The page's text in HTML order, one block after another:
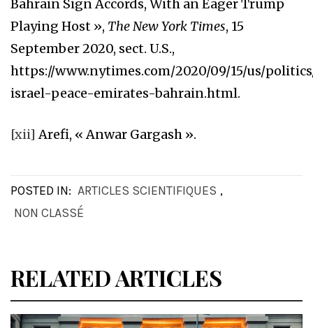
Bahrain Sign Accords, With an Eager Trump
Playing Host », The New York Times, 15
September 2020, sect. U.S.,
https://www.nytimes.com/2020/09/15/us/
israel-peace-emirates-bahrain.html.
[xii] Arefi, « Anwar Gargash ».
POSTED IN: ARTICLES SCIENTIFIQUES ,
NON CLASSÉ
RELATED ARTICLES